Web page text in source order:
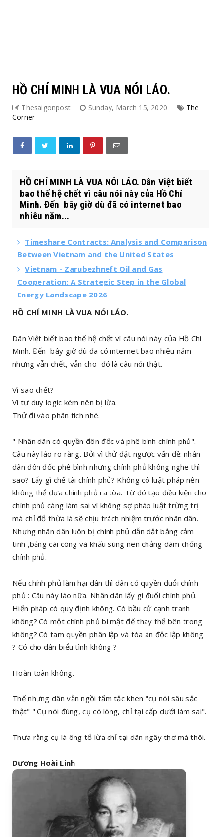
HỒ CHÍ MINH LÀ VUA NÓI LÁO.
Thesaigonpost Sunday, March 15, 2020
The
Corner
HỒ CHÍ MINH LÀ VUA NÓI LÁO. Dân Việt biết
bao thế hệ chết vì câu nói này của Hồ Chí
Minh. Đến bây giờ dù đã có internet bao
nhiêu năm...
Timeshare Contracts: Analysis and Comparison
Between Vietnam and the United States
Vietnam - Zarubezhneft Oil and Gas
Cooperation: A Strategic Step in the Global
Energy Landscape 2026
HỒ CHÍ MINH LÀ VUA NÓI LÁO.
Dân Việt biết bao thế hệ chết vì câu nói này của Hồ Chí
Minh. Đến bây giờ dù đã có internet bao nhiêu năm
nhưng vẫn chết, vẫn cho đó là câu nói thật.
Vì sao chết?
Vì tư duy logic kém nên bị lừa.
Thử đi vào phân tích nhé.
" Nhân dân có quyền đôn đốc và phê bình chính phủ".
Câu này láo rõ ràng. Bởi vì thử đặt ngược vấn đề: nhân
dân đôn đốc phê bình nhưng chính phủ không nghe thì
sao? Lấy gì chế tài chính phủ? Không có luật pháp nên
không thể đưa chính phủ ra tòa. Từ đó tạo điều kiện cho
chính phủ càng làm sai vì không sợ pháp luật trừng trị
mà chỉ đổ thừa là sẽ chịu trách nhiệm trước nhân dân.
Nhưng nhân dân luôn bị chính phủ dẫn dắt bằng cảm
tính ,bằng cái còng và khẩu súng nên chẳng dám chống
chính phủ.
Nếu chính phủ làm hại dân thì dân có quyền đuổi chính
phủ : Câu này láo nữa. Nhân dân lấy gì đuổi chính phủ.
Hiến pháp có quy định không. Có bầu cử cạnh tranh
không? Có một chính phủ bí mật để thay thế bên trong
không? Có tam quyền phân lập và tòa án độc lập không
? Có cho dân biểu tình không ?
Hoàn toàn không.
Thế nhưng dân vẫn ngồi tấm tắc khen "cụ nói sâu sắc
thật" " Cụ nói đúng, cụ có lòng, chỉ tại cấp dưới làm sai".
Thưa rằng cụ là ông tổ lừa chỉ tại dân ngây thơ mà thôi.
Dương Hoài Linh